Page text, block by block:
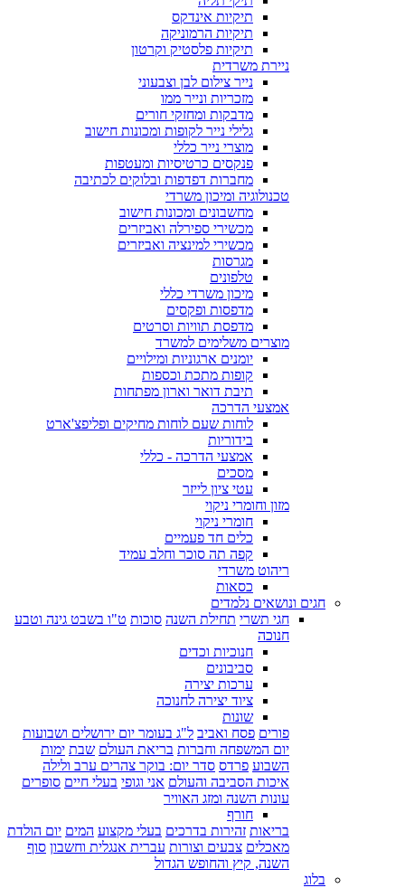
תיקיות אינדקס
תיקיות הרמוניקה
תיקיות פלסטיק וקרטון
ניירת משרדית
נייר צילום לבן וצבעוני
מזכריות ונייר ממו
מדבקות ומחזקי חורים
גלילי נייר לקופות ומכונות חישוב
מוצרי נייר כללי
פנקסים כרטיסיות ומעטפות
מחברות דפדפות ובלוקים לכתיבה
טכנולוגיה ומיכון משרדי
מחשבונים ומכונות חישוב
מכשירי ספירלה ואביזרים
מכשירי למינציה ואביזרים
מגרסות
טלפונים
מיכון משרדי כללי
מדפסות ופקסים
מדפסת תוויות וסרטים
מוצרים משלימים למשרד
יומנים ארגוניות ומילויים
קופות מתכת וכספות
תיבת דואר וארון מפתחות
אמצעי הדרכה
לוחות שעם לוחות מחיקים ופליפצ'ארט
בידוריות
אמצעי הדרכה - כללי
מסכים
עטי ציון לייזר
מזון וחומרי ניקוי
חומרי ניקוי
כלים חד פעמיים
קפה תה סוכר וחלב עמיד
ריהוט משרדי
כסאות
חגים ונושאים נלמדים
חגי תשרי תחילת השנה סוכות ט"ו בשבט גינה וטבע
חנוכה
חנוכיות וכדים
סביבונים
ערכות יצירה
ציוד יצירה לחנוכה
שונות
פורים פסח ואביב ל"ג בעומר יום ירושלים ושבועות
יום המשפחה וחברות בריאת העולם שבת ימות
השבוע פרדס סדר יום: בוקר צהרים ערב ולילה
איכות הסביבה והעולם אני וגופי בעלי חיים סופרים
עונות השנה ומזג האוויר
חורף
בריאות זהירות בדרכים בעלי מקצוע המים יום הולדת
מאכלים צבעים וצורות עברית אנגלית וחשבון סוף
השנה, קיץ והחופש הגדול
בלוג